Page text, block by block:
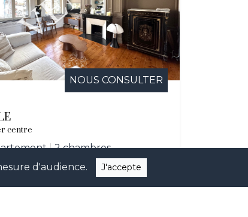
d'audience. J'accepte
NOUS CONSULTER
centre
|2 chambres